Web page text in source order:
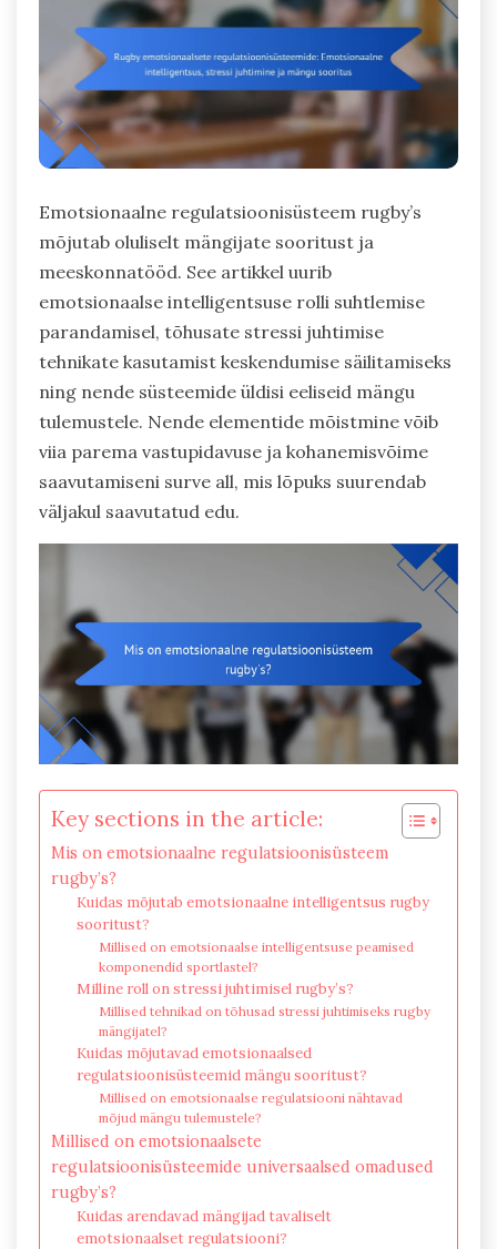
Emotsionaalne regulatsioonisüsteem rugby’s
mõjutab oluliselt mängijate sooritust ja
meeskonnatööd. See artikkel uurib
emotsionaalse intelligentsuse rolli suhtlemise
parandamisel, tõhusate stressi juhtimise
tehnikate kasutamist keskendumise säilitamiseks
ning nende süsteemide üldisi eeliseid mängu
tulemustele. Nende elementide mõistmine võib
viia parema vastupidavuse ja kohanemisvõime
saavutamiseni surve all, mis lõpuks suurendab
väljakul saavutatud edu.
Key sections in the article:
Mis on emotsionaalne regulatsioonisüsteem
rugby’s?
Kuidas mõjutab emotsionaalne intelligentsus rugby
sooritust?
Millised on emotsionaalse intelligentsuse peamised
komponendid sportlastel?
Milline roll on stressi juhtimisel rugby’s?
Millised tehnikad on tõhusad stressi juhtimiseks rugby
mängijatel?
Kuidas mõjutavad emotsionaalsed
regulatsioonisüsteemid mängu sooritust?
Millised on emotsionaalse regulatsiooni nähtavad
mõjud mängu tulemustele?
Millised on emotsionaalsete
regulatsioonisüsteemide universaalsed omadused
rugby’s?
Kuidas arendavad mängijad tavaliselt
emotsionaalset regulatsiooni?